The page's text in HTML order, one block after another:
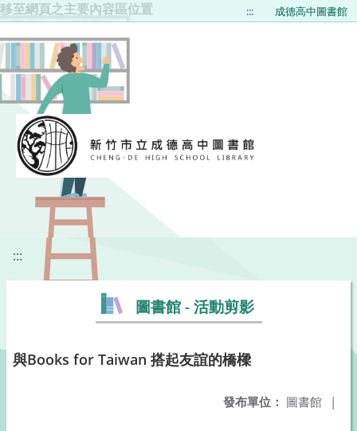
移至網頁之主要內容區位置 ::: 成德高中圖書館
:::
圖書館 - 活動剪影
與Books for Taiwan 搭起友誼的橋樑
發布單位： 圖書館 |